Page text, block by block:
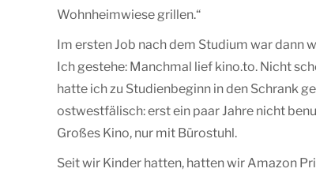
Wohnheimwiese grillen.“
Im ersten Job nach dem Studium war dann
Ich gestehe: Manchmal lief kino.to. Nicht
hatte ich zu Studienbeginn in den Schrank
ostwestfälisch: erst ein paar Jahre nicht
Großes Kino, nur mit Bürostuhl.
Seit wir Kinder hatten, hatten wir Amazon